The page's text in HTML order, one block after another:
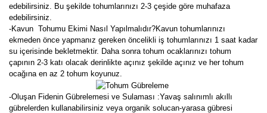
edebilirsiniz. Bu şekilde tohumlarınızı 2-3 çeşide göre muhafaza
edebilirsiniz.
-Kavun Tohumu Ekimi Nasıl Yapılmalıdır?Kavun tohumlarınızı
ekmeden önce yapmanız gereken öncelikli iş tohumlarınızı 1 saat kadar
su içerisinde bekletmektir. Daha sonra tohum ocaklarınızı tohum
çapının 2-3 katı olacak derinlikte açınız şekilde açınız ve her tohum
ocağına en az 2 tohum koyunuz.
-Oluşan Fidenin Gübrelemesi ve Sulaması :Yavaş salınımlı akıllı
gübrelerden kullanabilirsiniz veya organik solucan-yarasa gübresi